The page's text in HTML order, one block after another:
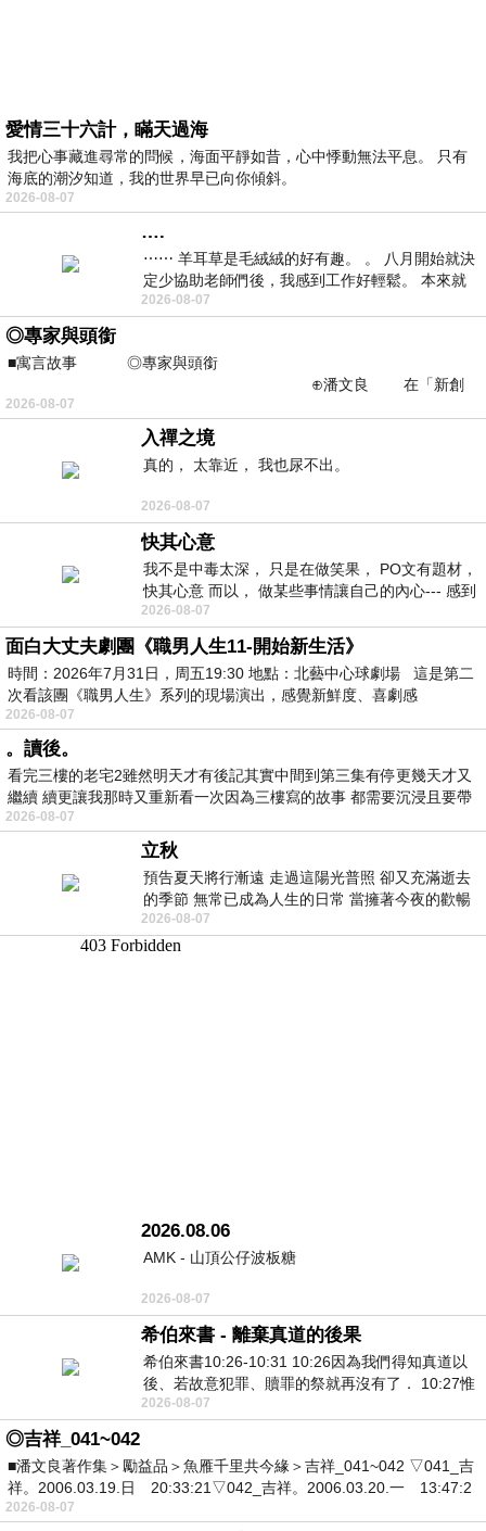
愛情三十六計，瞞天過海
我把心事藏進尋常的問候，海面平靜如昔，心中悸動無法平息。 只有
海底的潮汐知道，我的世界早已向你傾斜。
2026-08-07
….
⋯⋯ 羊耳草是毛絨絨的好有趣。 。 八月開始就決
定少協助老師們後，我感到工作好輕鬆。 本來就
不是我的工作啊。 真
2026-08-07
◎專家與頭銜
■寓言故事 ◎專家與頭銜
⊕潘文良 在「新創
之谷」裡——
2026-08-07
入禪之境
真的， 太靠近， 我也尿不出。
2026-08-07
快其心意
我不是中毒太深， 只是在做笑果， PO文有題材，
快其心意 而以， 做某些事情讓自己的內心--- 感到
愉快。
2026-08-07
面白大丈夫劇團《職男人生11-開始新生活》
時間：2026年7月31日，周五19:30 地點：北藝中心球劇場 這是第二
次看該團《職男人生》系列的現場演出，感覺新鮮度、喜劇感
2026-08-07
。讀後。
看完三樓的老宅2雖然明天才有後記其實中間到第三集有停更幾天才又
繼續 續更讓我那時又重新看一次因為三樓寫的故事 都需要沉浸且要帶
有
2026-08-07
立秋
預告夏天將行漸遠 走過這陽光普照 卻又充滿逝去
的季節 無常已成為人生的日常 當擁著今夜的歡暢
舒心 轉眼驟成昨日 而明晨 太陽
2026-08-07
2026.08.06
AMK - 山頂公仔波板糖
2026-08-07
希伯來書 - 離棄真道的後果
希伯來書10:26-10:31 10:26因為我們得知真道以
後、若故意犯罪、贖罪的祭就再沒有了． 10:27惟
有戰懼等候審判和那燒滅眾敵人的烈火
2026-08-07
◎吉祥_041~042
■潘文良著作集＞勵益品＞魚雁千里共今緣＞吉祥_041~042 ▽041_吉
祥。2006.03.19.日 20:33:21▽042_吉祥。2006.03.20.一 13:47:2
2026-08-07